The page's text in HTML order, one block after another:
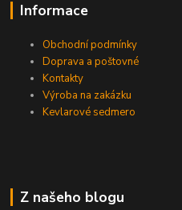
Informace
Obchodní podmínky
Doprava a poštovné
Kontakty
Výroba na zakázku
Kevlarové sedmero
Z našeho blogu